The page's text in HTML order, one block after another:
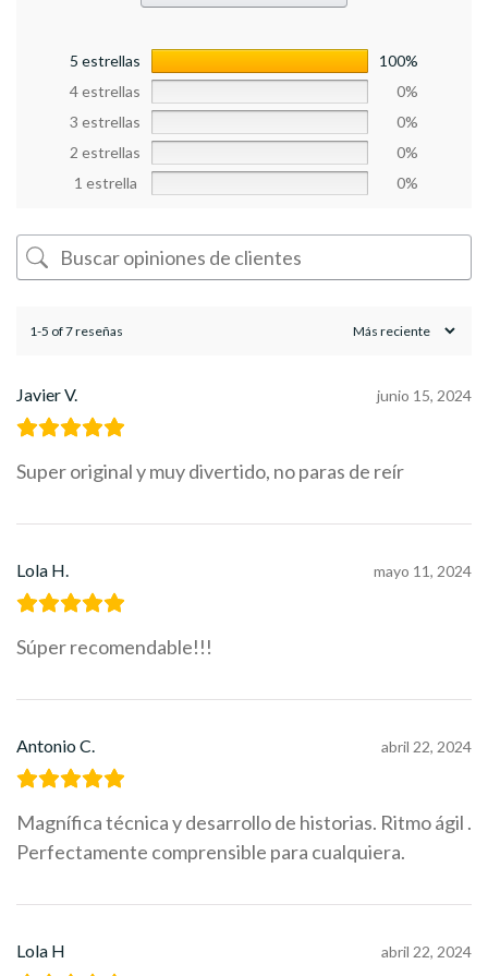
5 estrellas
100%
4 estrellas
0%
3 estrellas
0%
2 estrellas
0%
1 estrella
0%
1-5 of 7 reseñas
Javier V. junio 15, 2024
Super original y muy divertido, no paras de reír
Lola H. mayo 11, 2024
Súper recomendable!!!
Antonio C. abril 22, 2024
Magnífica técnica y desarrollo de historias. Ritmo ágil .
Perfectamente comprensible para cualquiera.
Lola H abril 22, 2024